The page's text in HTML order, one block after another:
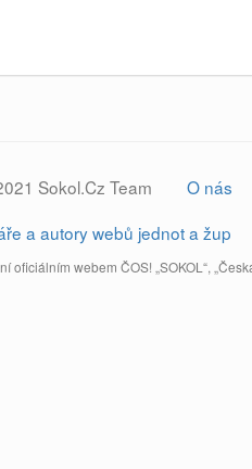
Sokol.Cz Team O nás
a autory webů jednot a žup
oficiálním webem ČOS! „SOKOL“,